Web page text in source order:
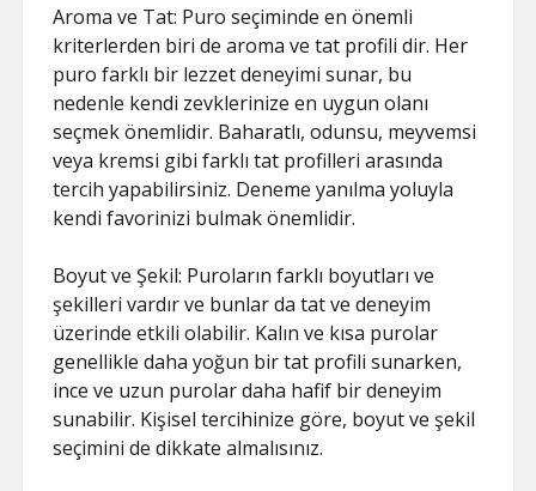
Aroma ve Tat: Puro seçiminde en önemli
kriterlerden biri de aroma ve tat profili dir. Her
puro farklı bir lezzet deneyimi sunar, bu
nedenle kendi zevklerinize en uygun olanı
seçmek önemlidir. Baharatlı, odunsu, meyvemsi
veya kremsi gibi farklı tat profilleri arasında
tercih yapabilirsiniz. Deneme yanılma yoluyla
kendi favorinizi bulmak önemlidir.
Boyut ve Şekil: Puroların farklı boyutları ve
şekilleri vardır ve bunlar da tat ve deneyim
üzerinde etkili olabilir. Kalın ve kısa purolar
genellikle daha yoğun bir tat profili sunarken,
ince ve uzun purolar daha hafif bir deneyim
sunabilir. Kişisel tercihinize göre, boyut ve şekil
seçimini de dikkate almalısınız.